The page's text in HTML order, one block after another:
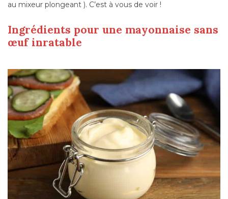
au mixeur plongeant ). C’est à vous de voir !
Ingrédients pour une mayonnaise sans
œuf inratable